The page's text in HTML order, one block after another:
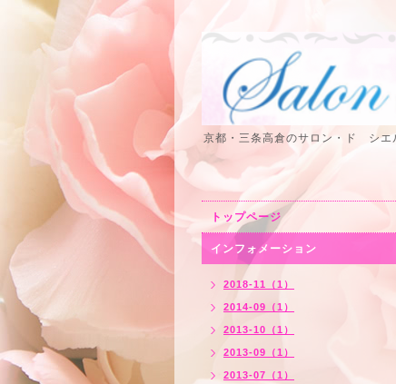
京都・三条高倉のサロン・ド シエ
トップページ
インフォメーション
2018-11（1）
2014-09（1）
2013-10（1）
2013-09（1）
2013-07（1）